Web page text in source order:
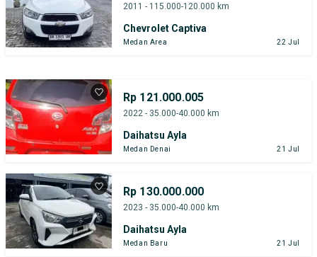
2011 - 115.000-120.000 km
Chevrolet Captiva
Medan Area 22 Jul
Rp 121.000.005
2022 - 35.000-40.000 km
Daihatsu Ayla
Medan Denai 21 Jul
Rp 130.000.000
2023 - 35.000-40.000 km
Daihatsu Ayla
Medan Baru 21 Jul